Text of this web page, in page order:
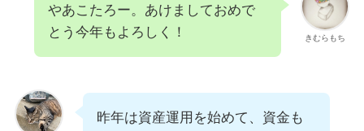
きむらもち
やあこたろー。あけましておめで
とう今年もよろしく！
昨年は資産運用を始めて、資金も